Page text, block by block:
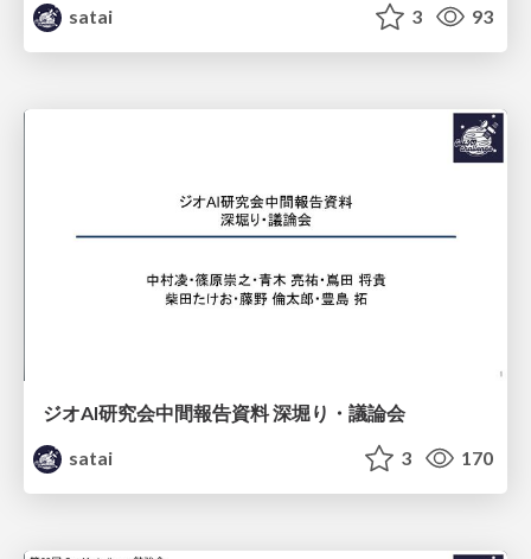
satai
3 93
ジオAI研究会中間報告資料 深堀り・議論会
satai
3 170